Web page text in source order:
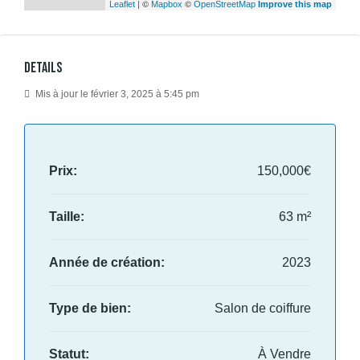
Leaflet | © Mapbox © OpenStreetMap Improve this map
Details
Mis à jour le février 3, 2025 à 5:45 pm
Prix: 150,000€
Taille: 63 m²
Année de création: 2023
Type de bien: Salon de coiffure
Statut: À Vendre